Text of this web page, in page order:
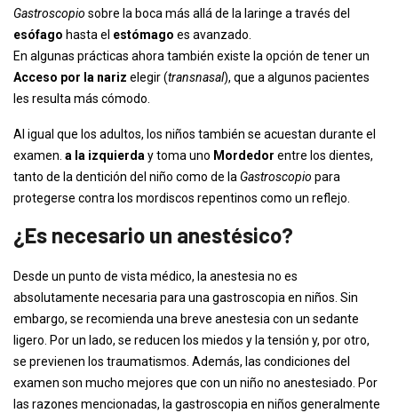
Gastroscopio sobre la boca más allá de la laringe a través del
esófago hasta el estómago es avanzado.
En algunas prácticas ahora también existe la opción de tener un
Acceso por la nariz elegir (transnasal), que a algunos pacientes
les resulta más cómodo.
Al igual que los adultos, los niños también se acuestan durante el
examen. a la izquierda y toma uno Mordedor entre los dientes,
tanto de la dentición del niño como de la Gastroscopio para
protegerse contra los mordiscos repentinos como un reflejo.
¿Es necesario un anestésico?
Desde un punto de vista médico, la anestesia no es
absolutamente necesaria para una gastroscopia en niños. Sin
embargo, se recomienda una breve anestesia con un sedante
ligero. Por un lado, se reducen los miedos y la tensión y, por otro,
se previenen los traumatismos. Además, las condiciones del
examen son mucho mejores que con un niño no anestesiado. Por
las razones mencionadas, la gastroscopia en niños generalmente